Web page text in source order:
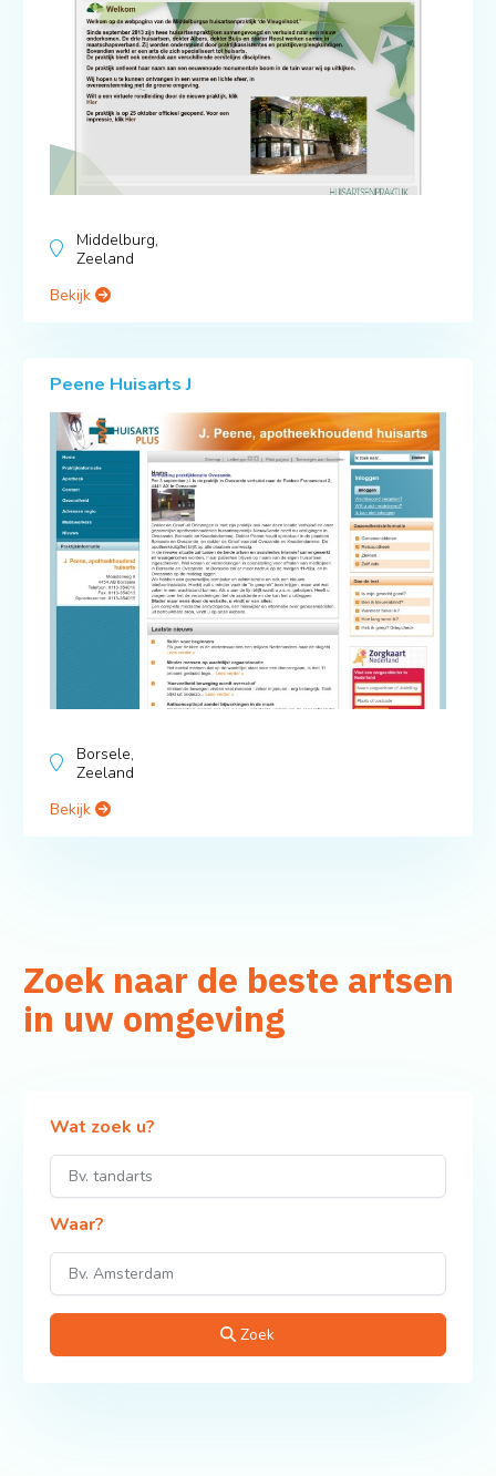
Middelburg,
Zeeland
Bekijk
Peene Huisarts J
Borsele,
Zeeland
Bekijk
Zoek naar de beste artsen
in uw omgeving
Wat zoek u?
Waar?
Zoek